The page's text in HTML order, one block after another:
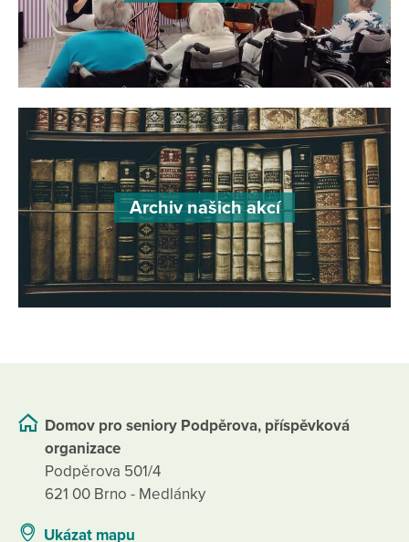
Archiv našich akcí
Domov pro seniory Podpěrova, příspěvková
organizace
Podpěrova 501/4
621 00 Brno - Medlánky
Ukázat mapu